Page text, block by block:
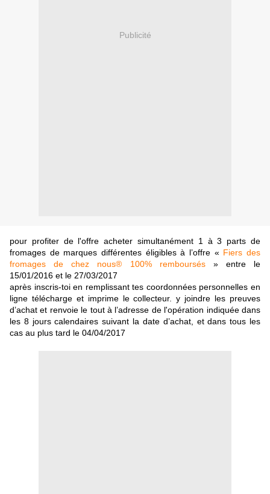
Publicité
pour profiter de l'offre acheter simultanément 1 à 3 parts de
fromages de marques différentes éligibles à l’offre « Fiers des
fromages de chez nous® 100% remboursés» entre le
15/01/2016 et le 27/03/2017
après inscris-toi en remplissant tes coordonnées personnelles en
ligne télécharge et imprime le collecteur. y joindre les preuves
d’achat et renvoie le tout à l’adresse de l'opération indiquée dans
les 8 jours calendaires suivant la date d’achat, et dans tous les
cas au plus tard le 04/04/2017